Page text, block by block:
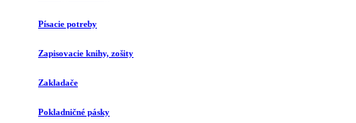
Písacie potreby
Zapisovacie knihy, zošity
Zakladače
Pokladničné pásky